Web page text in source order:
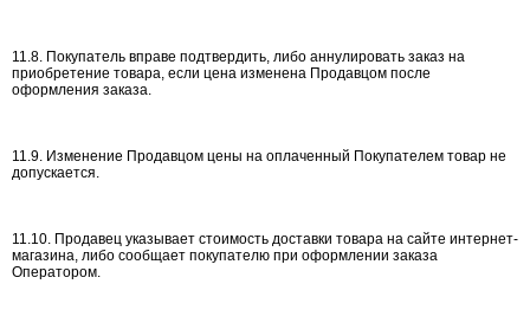
11.8. Покупатель вправе подтвердить, либо аннулировать заказ на
приобретение товара, если цена изменена Продавцом после
оформления заказа.
11.9. Изменение Продавцом цены на оплаченный Покупателем товар не
допускается.
11.10. Продавец указывает стоимость доставки товара на сайте интернет-
магазина, либо сообщает покупателю при оформлении заказа
Оператором.